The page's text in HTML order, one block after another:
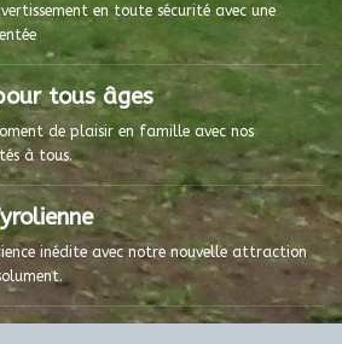
en toute sécurité avec une
tous âges
de plaisir en famille avec nos
à tous.
inédite avec notre nouvelle attraction